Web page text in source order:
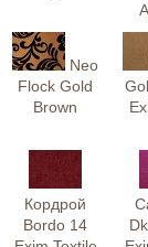
Neo
Flock Gold
Brown
Кордрой
Bordo 14